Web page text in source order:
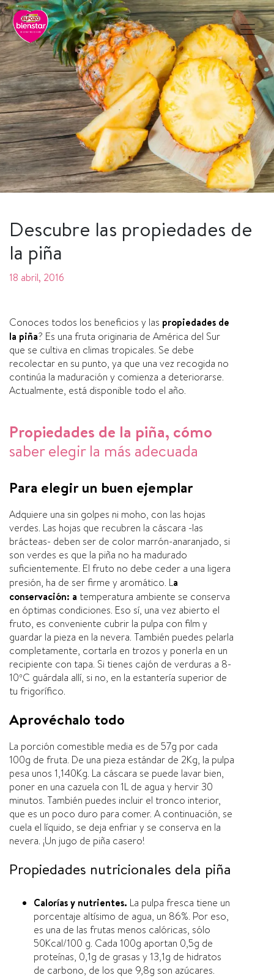
Descubre las propiedades de
la piña
18 abril, 2016
Conoces todos los beneficios y las propiedades de
la piña? Es una fruta originaria de América del Sur
que se cultiva en climas tropicales. Se debe
recolectar en su punto, ya que una vez recogida no
continúa la maduración y comienza a deteriorarse.
Actualmente, está disponible todo el año.
Propiedades de la piña, cómo
saber elegir la más adecuada
Para elegir un buen ejemplar
Adquiere una sin golpes ni moho, con las hojas
verdes. Las hojas que recubren la cáscara -las
brácteas- deben ser de color marrón-anaranjado, si
son verdes es que la piña no ha madurado
suficientemente. El fruto no debe ceder a una ligera
presión, ha de ser firme y aromático. La
conservación: a temperatura ambiente se conserva
en óptimas condiciones. Eso sí­, una vez abierto el
fruto, es conveniente cubrir la pulpa con film y
guardar la pieza en la nevera. También puedes pelarla
completamente, cortarla en trozos y ponerla en un
recipiente con tapa. Si tienes cajón de verduras a 8-
10ºC guárdala allí­, si no, en la estanterí­a superior de
tu frigorí­fico.
Aprovéchalo todo
La porción comestible media es de 57g por cada
100g de fruta. De una pieza estándar de 2Kg, la pulpa
pesa unos 1,140Kg. La cáscara se puede lavar bien,
poner en una cazuela con 1L de agua y hervir 30
minutos. También puedes incluir el tronco interior,
que es un poco duro para comer. A continuación, se
cuela el lí­quido, se deja enfriar y se conserva en la
nevera. ¡Un jugo de piña casero!
Propiedades nutricionales dela piña
Calorí­as y nutrientes. La pulpa fresca tiene un
porcentaje altí­simo de agua, un 86%. Por eso,
es una de las frutas menos calóricas, sólo
50Kcal/100 g. Cada 100g aportan 0,5g de
proteí­nas, 0,1g de grasas y 13,1g de hidratos
de carbono, de los que 9,8g son azúcares.